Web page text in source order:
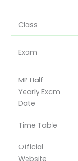
Class
Exam
MP Half
Yearly Exam
Date
Time Table
Official
Website